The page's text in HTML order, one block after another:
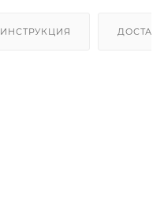
ИНСТРУКЦИЯ